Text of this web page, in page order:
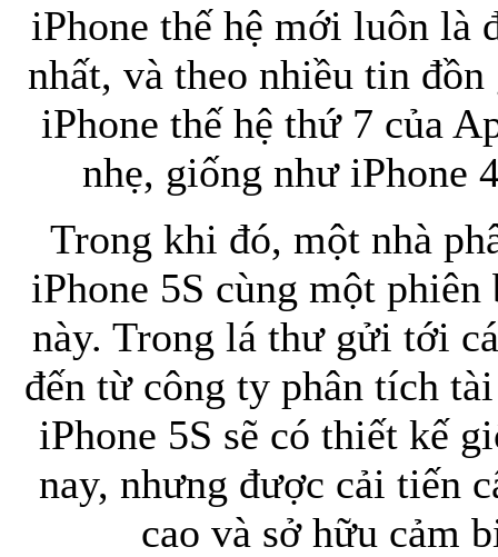
Bao da iPhone
Túi đựng iPad
Túi đựng iPad
Túi đựng
iPhone thế hệ mới luôn là
nhất, và theo nhiều tin
iPhone thế hệ thứ 7 của
nhẹ, giống như iPhone
Trong khi đó, một nhà
iPhone 5S cùng một
này. Trong lá thư gửi tới
đến từ công ty phân tích
iPhone 5S sẽ có thiết kế
nay, nhưng được cải tiến
cao và sở hữu cảm